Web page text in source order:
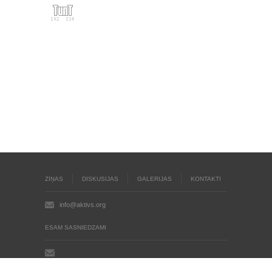
ZIŅAS DISKUSIJAS GALERIJAS KONTAKTI
info@aktivs.org
ESAM SASNIEDZAMI